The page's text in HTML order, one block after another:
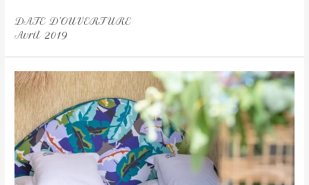
DATE D’OUVERTURE
Avril 2019